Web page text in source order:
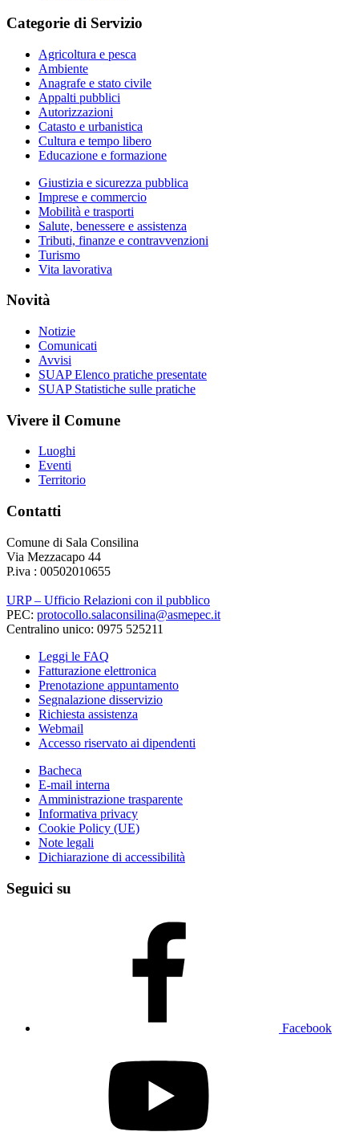
Categorie di Servizio
Agricoltura e pesca
Ambiente
Anagrafe e stato civile
Appalti pubblici
Autorizzazioni
Catasto e urbanistica
Cultura e tempo libero
Educazione e formazione
Giustizia e sicurezza pubblica
Imprese e commercio
Mobilità e trasporti
Salute, benessere e assistenza
Tributi, finanze e contravvenzioni
Turismo
Vita lavorativa
Novità
Notizie
Comunicati
Avvisi
SUAP Elenco pratiche presentate
SUAP Statistiche sulle pratiche
Vivere il Comune
Luoghi
Eventi
Territorio
Contatti
Comune di Sala Consilina
Via Mezzacapo 44
P.iva : 00502010655
URP – Ufficio Relazioni con il pubblico
PEC: protocollo.salaconsilina@asmepec.it
Centralino unico: 0975 525211
Leggi le FAQ
Fatturazione elettronica
Prenotazione appuntamento
Segnalazione disservizio
Richiesta assistenza
Webmail
Accesso riservato ai dipendenti
Bacheca
E-mail interna
Amministrazione trasparente
Informativa privacy
Cookie Policy (UE)
Note legali
Dichiarazione di accessibilità
Seguici su
Facebook